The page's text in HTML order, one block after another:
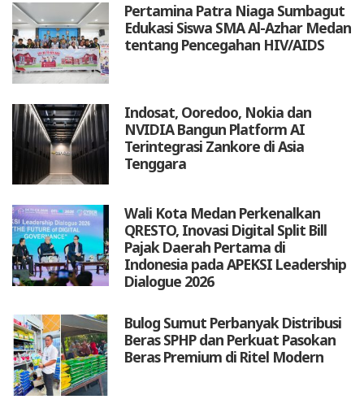
Pertamina Patra Niaga Sumbagut
Edukasi Siswa SMA Al-Azhar Medan
tentang Pencegahan HIV/AIDS
Indosat, Ooredoo, Nokia dan
NVIDIA Bangun Platform AI
Terintegrasi Zankore di Asia
Tenggara
Wali Kota Medan Perkenalkan
QRESTO, Inovasi Digital Split Bill
Pajak Daerah Pertama di
Indonesia pada APEKSI Leadership
Dialogue 2026
Bulog Sumut Perbanyak Distribusi
Beras SPHP dan Perkuat Pasokan
Beras Premium di Ritel Modern